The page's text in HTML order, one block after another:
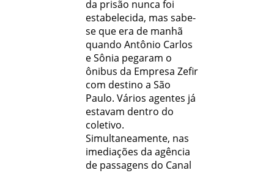
da prisão nunca foi
estabelecida, mas sabe-
se que era de manhã
quando Antônio Carlos
e Sônia pegaram o
ônibus da Empresa Zefir
com destino a São
Paulo. Vários agentes já
estavam dentro do
coletivo.
Simultaneamente, nas
imediações da agência
de passagens do Canal